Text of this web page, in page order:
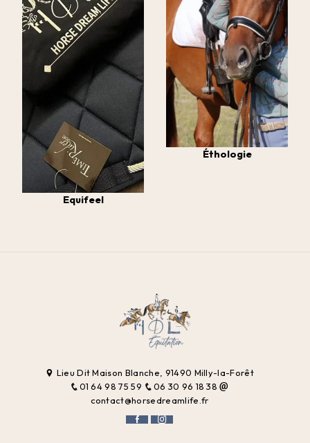
Equifeel
Éthologie
Lieu Dit Maison Blanche, 91490 Milly-la-Forêt
01 64 98 75 59
06 30 96 18 38
contact@horsedreamlife.fr